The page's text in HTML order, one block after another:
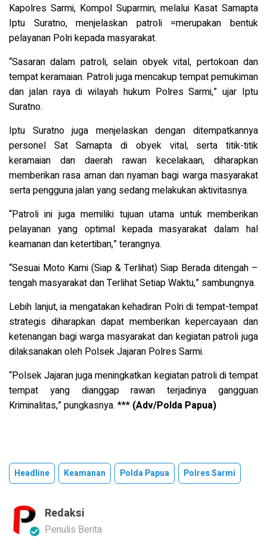
Kapolres Sarmi, Kompol Suparmin, melalui Kasat Samapta
Iptu Suratno, menjelaskan patroli =merupakan bentuk
pelayanan Polri kepada masyarakat.
“Sasaran dalam patroli, selain obyek vital, pertokoan dan
tempat keramaian. Patroli juga mencakup tempat pemukiman
dan jalan raya di wilayah hukum Polres Sarmi,” ujar Iptu
Suratno.
Iptu Suratno juga menjelaskan dengan ditempatkannya
personel Sat Samapta di obyek vital, serta titik-titik
keramaian dan daerah rawan kecelakaan, diharapkan
memberikan rasa aman dan nyaman bagi warga masyarakat
serta pengguna jalan yang sedang melakukan aktivitasnya.
“Patroli ini juga memiliki tujuan utama untuk memberikan
pelayanan yang optimal kepada masyarakat dalam hal
keamanan dan ketertiban,” terangnya.
“Sesuai Moto Kami (Siap & Terlihat) Siap Berada ditengah –
tengah masyarakat dan Terlihat Setiap Waktu,” sambungnya.
Lebih lanjut, ia mengatakan kehadiran Polri di tempat-tempat
strategis diharapkan dapat memberikan kepercayaan dan
ketenangan bagi warga masyarakat dan kegiatan patroli juga
dilaksanakan oleh Polsek Jajaran Polres Sarmi.
“Polsek Jajaran juga meningkatkan kegiatan patroli di tempat
tempat yang dianggap rawan terjadinya gangguan
Kriminalitas,” pungkasnya. *** (Adv/Polda Papua)
Headline Keamanan Polda Papua Polres Sarmi
Redaksi
Penulis Berita